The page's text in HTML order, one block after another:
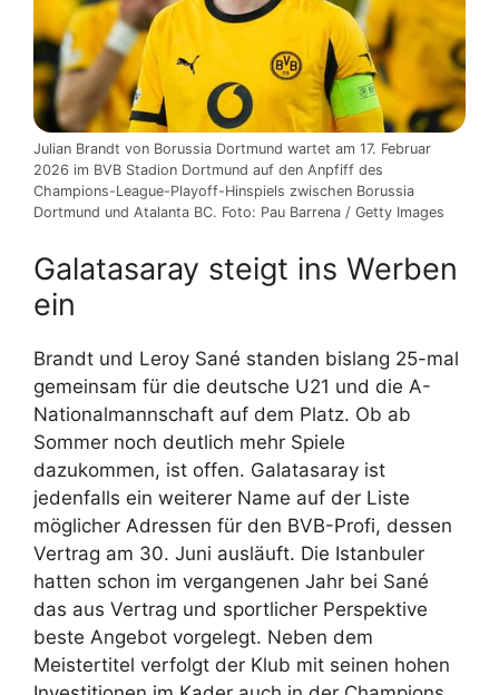
Julian Brandt von Borussia Dortmund wartet am 17. Februar
2026 im BVB Stadion Dortmund auf den Anpfiff des
Champions-League-Playoff-Hinspiels zwischen Borussia
Dortmund und Atalanta BC. Foto: Pau Barrena / Getty Images
Galatasaray steigt ins Werben
ein
Brandt und Leroy Sané standen bislang 25-mal
gemeinsam für die deutsche U21 und die A-
Nationalmannschaft auf dem Platz. Ob ab
Sommer noch deutlich mehr Spiele
dazukommen, ist offen. Galatasaray ist
jedenfalls ein weiterer Name auf der Liste
möglicher Adressen für den BVB-Profi, dessen
Vertrag am 30. Juni ausläuft. Die Istanbuler
hatten schon im vergangenen Jahr bei Sané
das aus Vertrag und sportlicher Perspektive
beste Angebot vorgelegt. Neben dem
Meistertitel verfolgt der Klub mit seinen hohen